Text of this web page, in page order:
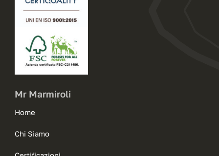
Mr Marmiroli
Home
Chi Siamo